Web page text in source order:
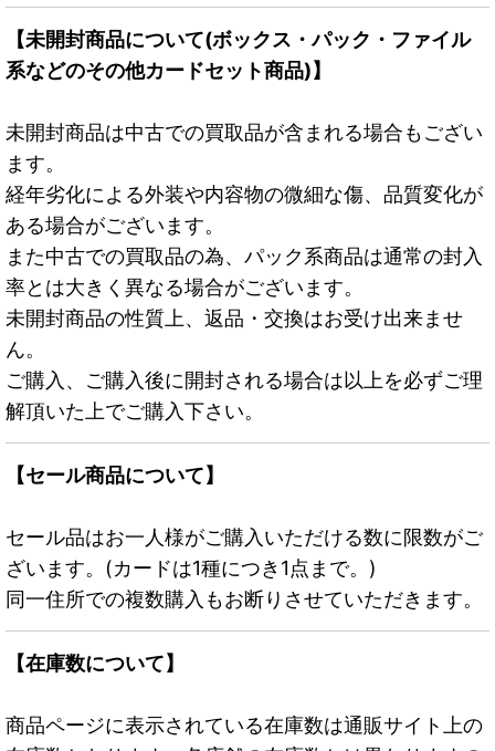
【未開封商品について(ボックス・パック・ファイル
系などのその他カードセット商品)】
未開封商品は中古での買取品が含まれる場合もござい
ます。
経年劣化による外装や内容物の微細な傷、品質変化が
ある場合がございます。
また中古での買取品の為、パック系商品は通常の封入
率とは大きく異なる場合がございます。
未開封商品の性質上、返品・交換はお受け出来ませ
ん。
ご購入、ご購入後に開封される場合は以上を必ずご理
解頂いた上でご購入下さい。
【セール商品について】
セール品はお一人様がご購入いただける数に限数がご
ざいます。(カードは1種につき1点まで。)
同一住所での複数購入もお断りさせていただきます。
【在庫数について】
商品ページに表示されている在庫数は通販サイト上の